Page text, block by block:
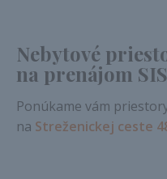
Nebytové
na prenájom
Ponúkame vám
na Streženickej ceste